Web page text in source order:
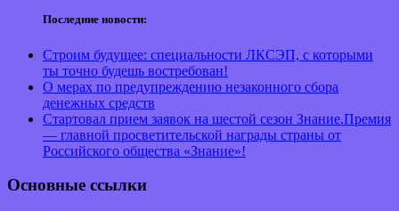
Последние новости:
Строим будущее: специальности ЛКСЭП, с которыми
ты точно будешь востребован!
О мерах по предупреждению незаконного сбора
денежных средств
Стартовал прием заявок на шестой сезон Знание.Премия
— главной просветительской награды страны от
Российского общества «Знание»!
Основные ссылки